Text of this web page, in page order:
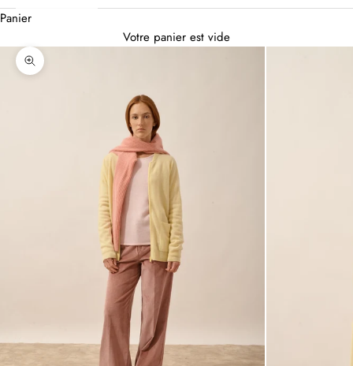
Panier
Votre panier est vide
Zoomer sur l'image